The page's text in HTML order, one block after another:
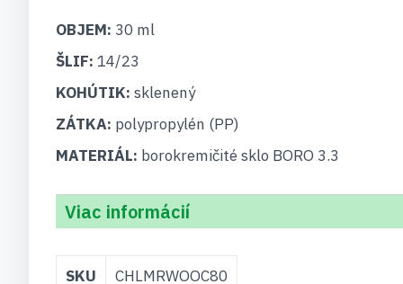
OBJEM: 30 ml
ŠLIF: 14/23
KOHÚTIK: sklenený
ZÁTKA: polypropylén (PP)
MATERIÁL: borokremičité sklo BORO 3.3
Viac informácií
SKU CHLMRWOOC80